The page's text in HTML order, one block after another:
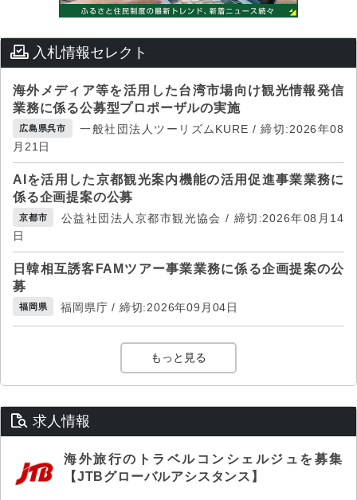
入札情報セレクト
海外メディア等を活用した台湾市場向け観光情報発信
業務に係る公募型プロポーザルの実施
広島県呉市
一般社団法人ツーリズムKURE / 締切:2026年08
月21日
AIを活用した京都観光案内機能の活用促進事業業務に
係る企画提案の公募
京都市
公益社団法人京都市観光協会 / 締切:2026年08月14
日
日韓相互誘客FAMツアー事業業務に係る企画提案の公
募
福岡県 福岡県庁 / 締切:2026年09月04日
もっと見る
求人情報
海外旅行のトラベルコンシェルジュを募集
【JTBグローバルアシスタンス】